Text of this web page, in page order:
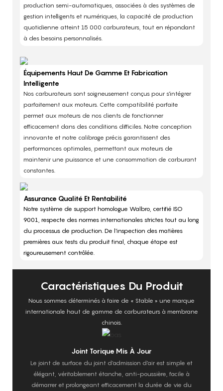
production semi-automatiques, associées à des systèmes de
gestion intelligents et numériques, la capacité de production
quotidienne atteint 15 000 carburateurs, tout en répondant
à des besoins personnalisés. ​
Équipements Haut De Gamme Et Fabrication
Intelligente
Nos carburateurs sont soigneusement conçus pour s'intégrer
parfaitement aux moteurs. Cette compatibilité parfaite
permet aux moteurs de nos clients de fonctionner
efficacement dans des conditions difficiles. Notre conception
innovante et notre calibrage précis garantissent des
performances optimales, permettant aux moteurs de
maintenir une puissance et une consommation de carburant
constantes.
Assurance Qualité Et Rentabilité
Notre système de support homologue Walbro, certifié ISO
9001, respecte des normes internationales strictes tout au long
du processus de production. De l'inspection des matières
premières aux tests du produit final, chaque étape est
rigoureusement contrôlée.
Caractéristiques Du Produit
Nous sommes déterminés à faire de « Stable » une marque
internationale haut de gamme de carburateurs à membrane
chinois.
Joint Torique Mis À Jour
Le joint de surface du joint d'admission d'air est simple et
élégant, véritablement étanche, anti-poussière, facile à
démarrer et prolongeant efficacement la durée de vie du